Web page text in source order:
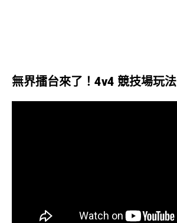
無界擂台來了！4v4 競技場玩法